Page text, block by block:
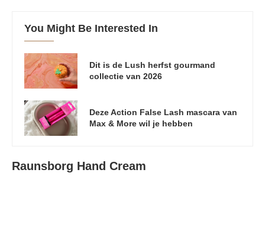
You Might Be Interested In
Dit is de Lush herfst gourmand
collectie van 2026
Deze Action False Lash mascara van
Max & More wil je hebben
Raunsborg Hand Cream